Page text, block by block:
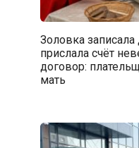
Золовка
прислала счёт
договор:
мать